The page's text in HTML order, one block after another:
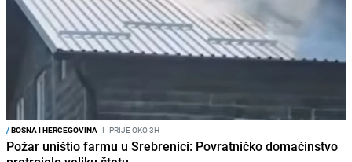
/BOSNA I HERCEGOVINA I PRIJE OKO 3H
Požar uništio farmu u Srebrenici: Povratničko domaćinstvo